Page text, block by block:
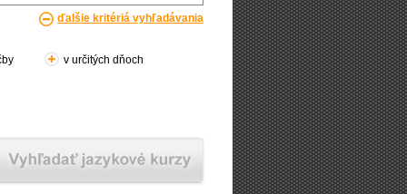
ďalšie kritériá vyhľadávania
v určitých dňoch